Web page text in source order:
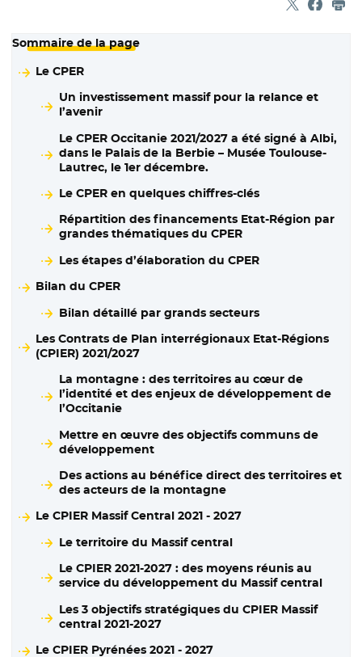
Partager
- Nouvelle
-
Sommaire de la page
Le CPER
Un investissement massif pour la relance et
l’avenir
Le CPER Occitanie 2021/2027 a été signé à Albi,
dans le Palais de la Berbie – Musée Toulouse-
Lautrec, le 1er décembre.
Le CPER en quelques chiffres-clés
Répartition des financements Etat-Région par
grandes thématiques du CPER
Les étapes d’élaboration du CPER
Bilan du CPER
Bilan détaillé par grands secteurs
Les Contrats de Plan interrégionaux Etat-Régions
(CPIER) 2021/2027
La montagne : des territoires au cœur de
l’identité et des enjeux de développement de
l’Occitanie
Mettre en œuvre des objectifs communs de
développement
Des actions au bénéfice direct des territoires et
des acteurs de la montagne
Le CPIER Massif Central 2021 - 2027
Le territoire du Massif central
Le CPIER 2021-2027 : des moyens réunis au
service du développement du Massif central
Les 3 objectifs stratégiques du CPIER Massif
central 2021-2027
Le CPIER Pyrénées 2021 - 2027